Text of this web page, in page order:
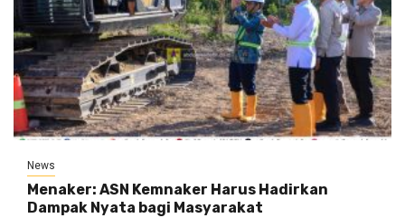
News
Menaker: ASN Kemnaker Harus Hadirkan
Dampak Nyata bagi Masyarakat